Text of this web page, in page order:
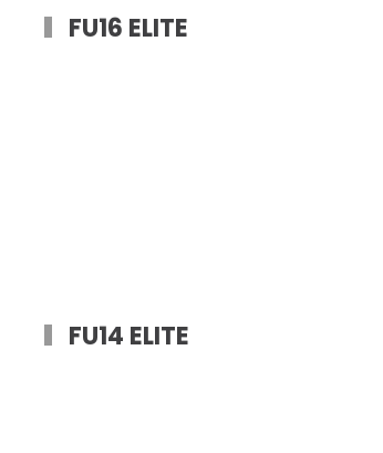
FU16 ELITE
FU14 ELITE